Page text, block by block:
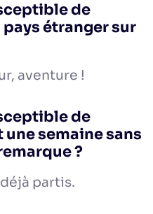
de
étranger sur
aventure !
de
semaine sans
?
partis.